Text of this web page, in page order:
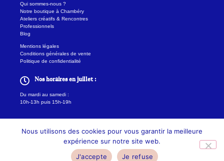
Qui sommes-nous ?
Notre boutique à Chambéry
Ateliers créatifs & Rencontres
Professionnels
Blog
Mentions légales
Conditions générales de vente
Politique de confidentialité
Nos horaires en juillet :
Du mardi au samedi :
10h-13h puis 15h-19h
Nous utilisons des cookies pour vous garantir la meilleure
expérience sur notre site web.
J'accepte
Je refuse